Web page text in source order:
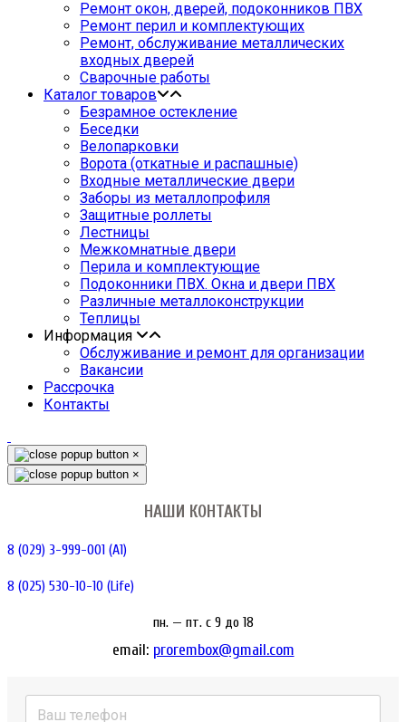
Ремонт окон, дверей, подоконников ПВХ
Ремонт перил и комплектующих
Ремонт, обслуживание металлических
входных дверей
Сварочные работы
Каталог товаров
Безрамное остекление
Беседки
Велопарковки
Ворота (откатные и распашные)
Входные металлические двери
Заборы из металлопрофиля
Защитные роллеты
Лестницы
Межкомнатные двери
Перила и комплектующие
Подоконники ПВХ. Окна и двери ПВХ
Различные металлоконструкции
Теплицы
Информация
Обслуживание и ремонт для организации
Вакансии
Рассрочка
Контакты
×
×
НАШИ КОНТАКТЫ
8 (029) 3-999-001 (A1)
8 (025) 530-10-10 (Life)
пн. — пт. c 9 до 18
email: prorembox@gmail.com